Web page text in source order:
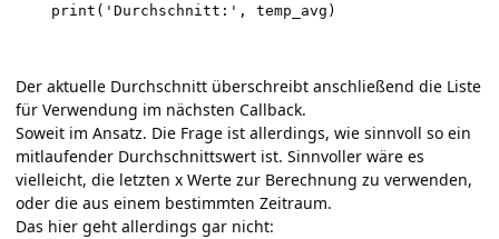
print('Durchschnitt:', temp_avg)
Der aktuelle Durchschnitt überschreibt anschließend die Liste
für Verwendung im nächsten Callback.
Soweit im Ansatz. Die Frage ist allerdings, wie sinnvoll so ein
mitlaufender Durchschnittswert ist. Sinnvoller wäre es
vielleicht, die letzten x Werte zur Berechnung zu verwenden,
oder die aus einem bestimmten Zeitraum.
Das hier geht allerdings gar nicht: